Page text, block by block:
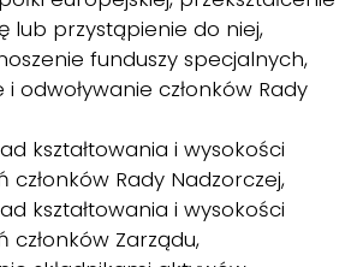
lub przystąpienie do niej,
funduszy specjalnych,
i odwoływanie członków Rady
kształtowania i wysokości
członków Rady Nadzorczej,
kształtowania i wysokości
członków Zarządu,